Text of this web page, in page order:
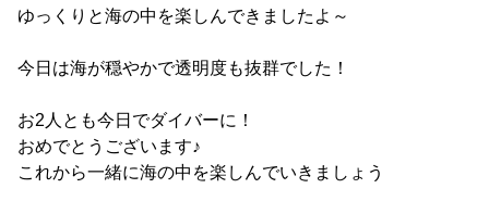
ゆっくりと海の中を楽しんできましたよ～
今日は海が穏やかで透明度も抜群でした！
お2人とも今日でダイバーに！
おめでとうございます♪
これから一緒に海の中を楽しんでいきましょう